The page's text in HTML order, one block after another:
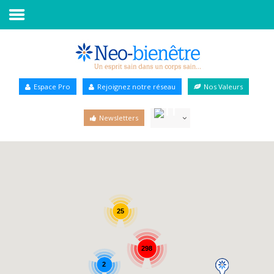
Annuaire Bien-être
Espace Pro Rejoignez notre réseau Nos Valeurs
Newsletters
298
2
25